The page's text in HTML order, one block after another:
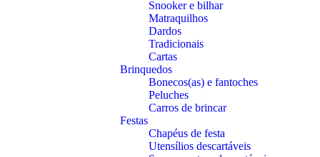
Snooker e bilhar
Matraquilhos
Dardos
Tradicionais
Cartas
Brinquedos
Bonecos(as) e fantoches
Peluches
Carros de brincar
Festas
Chapéus de festa
Utensílios descartáveis